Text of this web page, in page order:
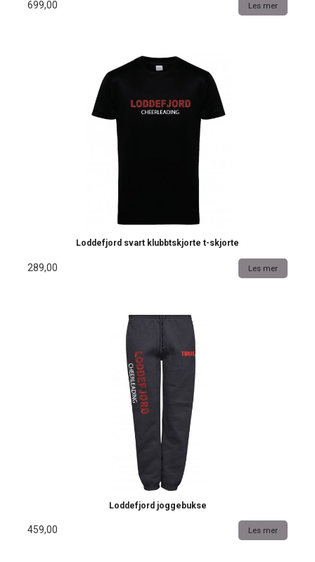
699,00 Les mer
Loddefjord svart klubbtskjorte t-skjorte
289,00 Les mer
Loddefjord joggebukse
459,00 Les mer